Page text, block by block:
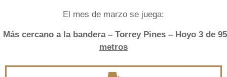
El mes de marzo se juega:
Más cercano a la bandera – Torrey Pines – Hoyo 3 de 95
metros